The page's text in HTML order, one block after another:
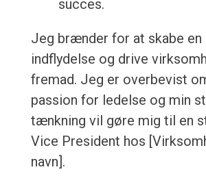
succes.
Jeg brænder for at skabe
indflydelse og drive
fremad. Jeg er overbevist
passion for ledelse og min
tænkning vil gøre mig til en
Vice President hos
navn].